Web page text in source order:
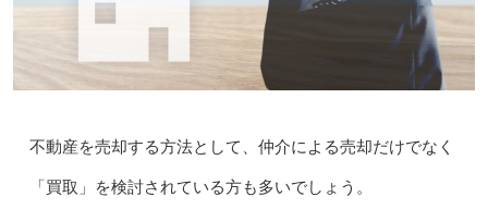
不動産を売却する方法として、仲介による売却だけでなく
「買取」を検討されている方も多いでしょう。